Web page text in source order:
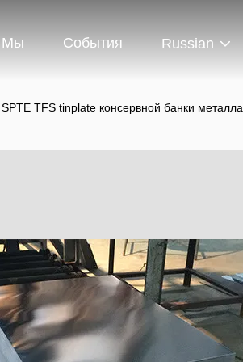
Мы События Russian
TFS tinplate консервной банки металла